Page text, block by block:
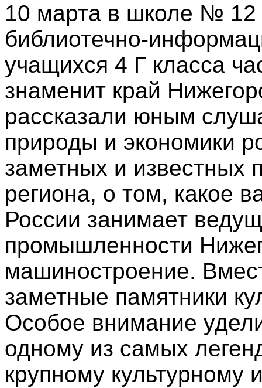
10 марта в школе № 12
библиотечно-
учащихся 4 Г класса
знаменит край
рассказали юным
природы и экономики
заметных и известных
региона, о том, какое
России занимает
промышленности
машиностроение.
заметные памятники
Особое внимание
одному из самых
крупному культурному